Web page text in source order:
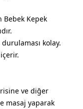
Bebek Kepek
kolay.
ve diğer
masaj yaparak